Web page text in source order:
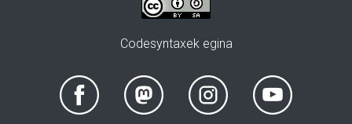
Codesyntaxek egina